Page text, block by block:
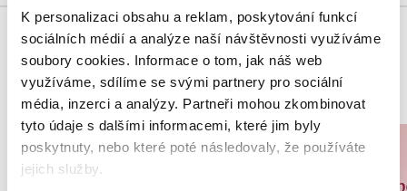
K personalizaci obsahu a reklam, poskytování funkcí
sociálních médií a analýze naší návštěvnosti využíváme
soubory cookies. Informace o tom, jak náš web
využíváme, sdílíme se svými partnery pro sociální
média, inzerci a analýzy. Partneři mohou zkombinovat
tyto údaje s dalšími informacemi, které jim byly
poskytnuty, nebo které poté následovaly, že používáte
jejich služby.
MOHLO BY VÁS TAKÉ ZAJÍMAT
Sakra,
Linn